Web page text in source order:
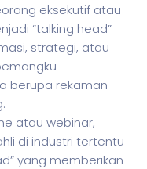
eksekutif atau
“talking head”
strategi, atau
berupa rekaman
atau webinar,
di industri tertentu
yang memberikan